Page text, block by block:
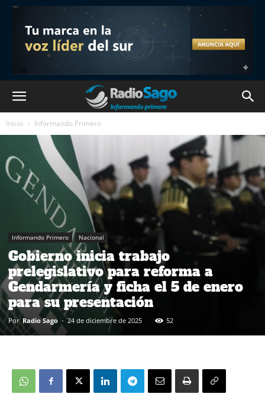
Inicio Informando Primero
Informando Primero Nacional
Gobierno inicia trabajo
prelegislativo para reforma a
Gendarmería y ficha el 5 de enero
para su presentación
Por Radio Sago - 24 de diciembre de 2025 52